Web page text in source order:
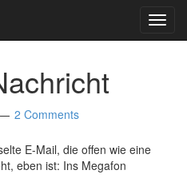
2 Comments
E-Mail, die offen wie eine
eben ist: Ins Megafon